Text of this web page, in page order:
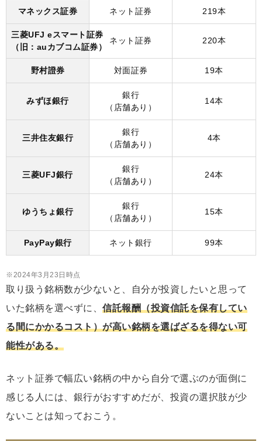
マネックス証券 ネット証券 219本
三菱UFJ eスマート証券
（旧：auカブコム証券）
ネット証券 220本
野村證券 対面証券 19本
みずほ銀行
銀行
（店舗あり）
14本
三井住友銀行
銀行
（店舗あり）
4本
三菱UFJ銀行
銀行
（店舗あり）
24本
ゆうちょ銀行
銀行
（店舗あり）
15本
PayPay銀行 ネット銀行 99本
※2024年3月23日時点
取り扱う銘柄数が少ないと、自分が投資したいと思って
いた銘柄を選べずに、 信託報酬（投資信託を保有してい
る間にかかるコスト）が高い銘柄を選ばざるを得ない可
能性がある。
ネット証券で幅広い銘柄の中から自分で選ぶのが面倒に
感じる人には、銀行がおすすめだが、投資の選択肢が少
ないことは知っておこう。